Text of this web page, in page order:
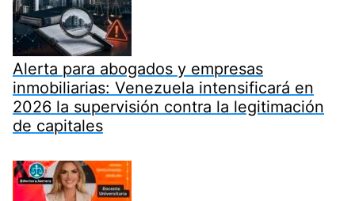
Alerta para abogados y empresas
inmobiliarias: Venezuela intensificará en
2026 la supervisión contra la legitimación
de capitales